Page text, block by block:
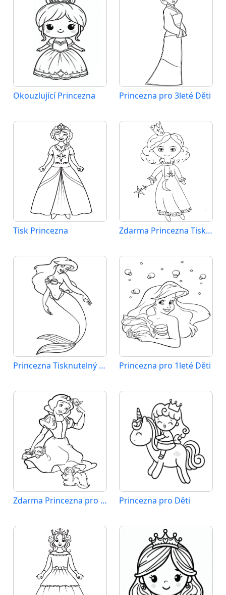
Okouzlující Princezna Princezna pro 3leté Děti
Tisk Princezna Zdarma Princezna Tisknutelná
Princezna Tisknutelný Obrázek Princezna pro 1leté Děti
Zdarma Princezna pro Děti Princezna pro Děti